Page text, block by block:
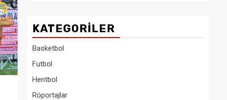
KATEGORILER
Basketbol
Futbol
Hentbol
Röportajlar